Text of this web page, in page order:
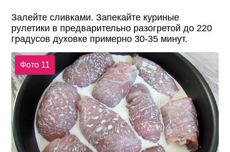
Залейте сливками. Запекайте куриные
рулетики в предварительно разогретой до 220
градусов духовке примерно 30-35 минут.
Фото 11